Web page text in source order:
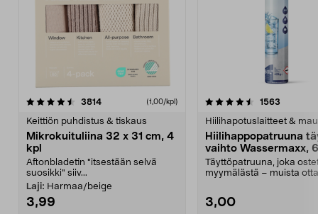
3814arvostelut (1,00/kpl)
Keittiön puhdistus & tiskaus
Mikrokuituliina 32 x 31 cm, 4
kpl
Aftonbladetin "itsestään selvä
suosikki" siiv...
Laji: Harmaa/beige
3,99
4.5viidestä
1563
Hiilihapotuslaitteet &
Hiilihappopatruuna
vaihto Wassermaxx,
Täyttöpatruuna, joka
myymälästä – muista
3,00
4.5viidestä